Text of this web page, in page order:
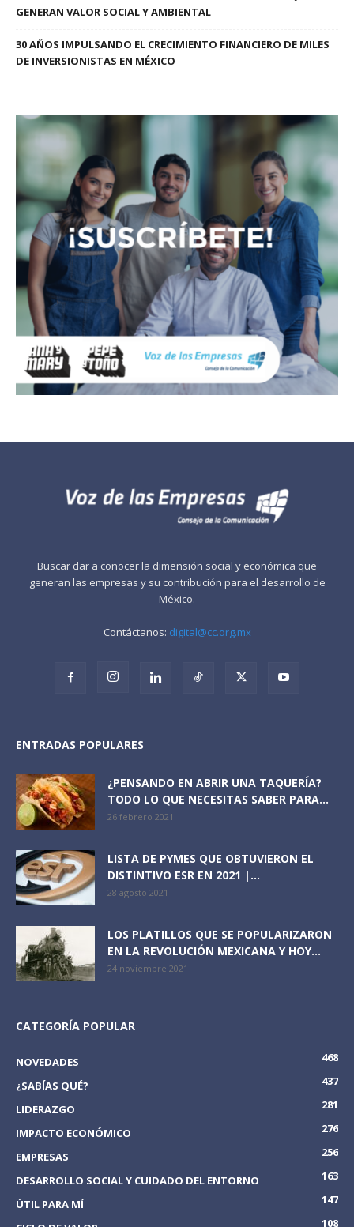
GENERAN VALOR SOCIAL Y AMBIENTAL
30 AÑOS IMPULSANDO EL CRECIMIENTO FINANCIERO DE MILES
DE INVERSIONISTAS EN MÉXICO
Buscar dar a conocer la dimensión social y económica que
generan las empresas y su contribución para el desarrollo de
México.
Contáctanos: digital@cc.org.mx
ENTRADAS POPULARES
¿PENSANDO EN ABRIR UNA TAQUERÍA?
TODO LO QUE NECESITAS SABER PARA...
26 febrero 2021
LISTA DE PYMES QUE OBTUVIERON EL
DISTINTIVO ESR EN 2021 |...
28 agosto 2021
LOS PLATILLOS QUE SE POPULARIZARON
EN LA REVOLUCIÓN MEXICANA Y HOY...
24 noviembre 2021
CATEGORÍA POPULAR
NOVEDADES
468
¿SABÍAS QUÉ?
437
LIDERAZGO
281
IMPACTO ECONÓMICO
276
EMPRESAS
256
DESARROLLO SOCIAL Y CUIDADO DEL ENTORNO
163
ÚTIL PARA MÍ
147
108